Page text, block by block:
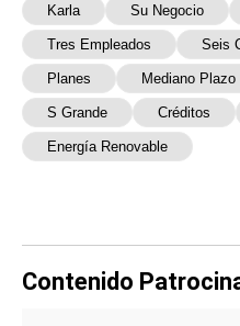
Karla Su Negocio
Tres Empleados Seis
Planes Mediano Plazo
S Grande Créditos
Energía Renovable
Contenido